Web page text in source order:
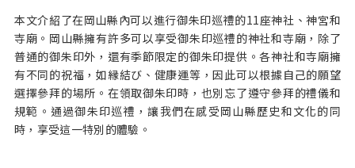
本文介紹了在岡山縣內可以進行御朱印巡禮的11座神社、神宮和
寺廟。岡山縣擁有許多可以享受御朱印巡禮的神社和寺廟，除了
普通的御朱印外，還有季節限定的御朱印提供。各神社和寺廟擁
有不同的祝福，如縁結び、健康運等，因此可以根據自己的願望
選擇參拜的場所。在領取御朱印時，也別忘了遵守參拜的禮儀和
規範。通過御朱印巡禮，讓我們在感受岡山縣歷史和文化的同
時，享受這一特別的體驗。